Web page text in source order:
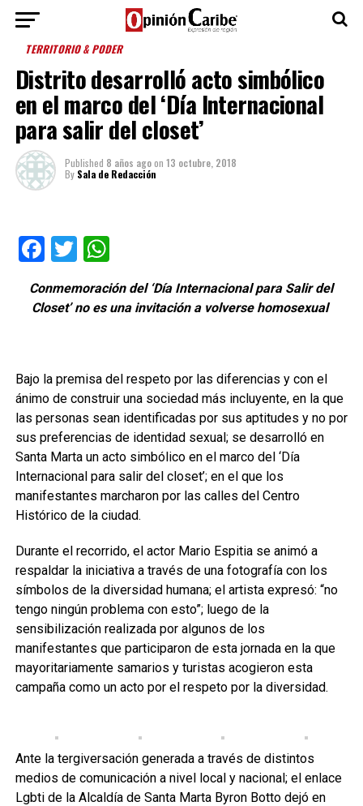
TERRITORIO & PODER
Distrito desarrolló acto simbólico
en el marco del ‘Día Internacional
para salir del closet’
Published 8 años agoon 13 octubre, 2018
By Sala de Redacción
Facebook
TwitterWhatsApp
Conmemoración del ‘Día Internacional para Salir del
Closet’ no es una invitación a volverse homosexual
Bajo la premisa del respeto por las diferencias y con el
ánimo de construir una sociedad más incluyente, en la que
las personas sean identificadas por sus aptitudes y no por
sus preferencias de identidad sexual; se desarrolló en
Santa Marta un acto simbólico en el marco del ‘Día
Internacional para salir del closet’; en el que los
manifestantes marcharon por las calles del Centro
Histórico de la ciudad.
Durante el recorrido, el actor Mario Espitia se animó a
respaldar la iniciativa a través de una fotografía con los
símbolos de la diversidad humana; el artista expresó: “no
tengo ningún problema con esto”; luego de la
sensibilización realizada por algunos de los
manifestantes que participaron de esta jornada en la que
mayoritariamente samarios y turistas acogieron esta
campaña como un acto por el respeto por la diversidad.
Ante la tergiversación generada a través de distintos
medios de comunicación a nivel local y nacional; el enlace
Lgbti de la Alcaldía de Santa Marta Byron Botto dejó en